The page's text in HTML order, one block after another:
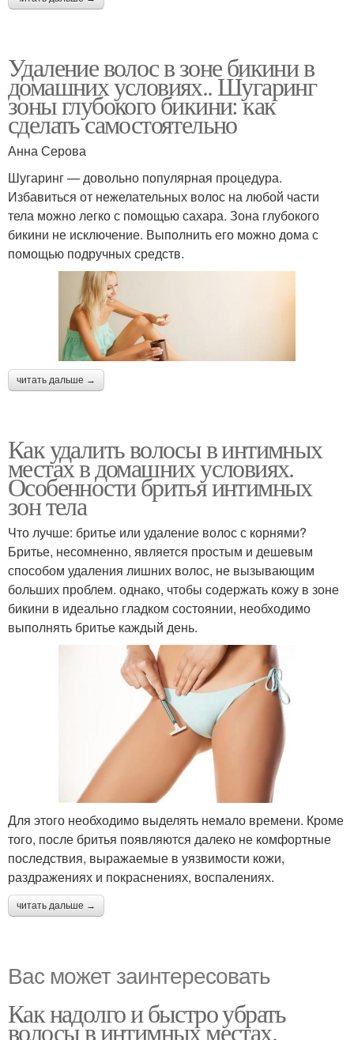
Удаление волос в зоне бикини в
домашних условиях.. Шугаринг
зоны глубокого бикини: как
сделать самостоятельно
Анна Серова
Шугаринг — довольно популярная процедура.
Избавиться от нежелательных волос на любой части
тела можно легко с помощью сахара. Зона глубокого
бикини не исключение. Выполнить его можно дома с
помощью подручных средств.
читать дальше →
Как удалить волосы в интимных
местах в домашних условиях.
Особенности бритья интимных
зон тела
Что лучше: бритье или удаление волос с корнями?
Бритье, несомненно, является простым и дешевым
способом удаления лишних волос, не вызывающим
больших проблем. однако, чтобы содержать кожу в зоне
бикини в идеально гладком состоянии, необходимо
выполнять бритье каждый день.
Для этого необходимо выделять немало времени. Кроме
того, после бритья появляются далеко не комфортные
последствия, выражаемые в уязвимости кожи,
раздражениях и покраснениях, воспалениях.
читать дальше →
Вас может заинтересовать
Как надолго и быстро убрать
волосы в интимных местах.